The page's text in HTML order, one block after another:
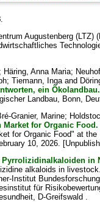
.
Augustenberg (LTZ)
; Häring, Anna Maria;
;Tiemann, Ingaand
ein Ökolandbau.
Landbau, Bonn,
Granier, Marine;
Market for Organic Food.
for Organic Food" at
10, 2026.
in
alkaloids in
Institut
für
D-Greifswald .